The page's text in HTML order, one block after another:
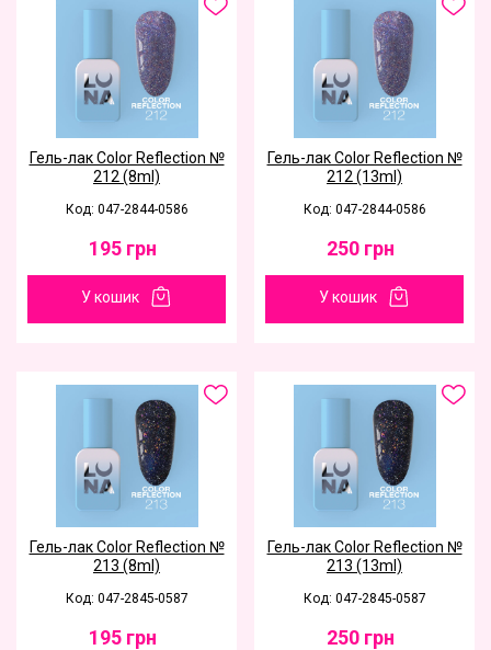
Гель-лак Color Reflection №
212 (8ml)
Код: 047-2844-0586
195 грн
У кошик
Гель-лак Color Reflection №
212 (13ml)
Код: 047-2844-0586
250 грн
У кошик
Гель-лак Color Reflection №
213 (8ml)
Код: 047-2845-0587
195 грн
Гель-лак Color Reflection №
213 (13ml)
Код: 047-2845-0587
250 грн